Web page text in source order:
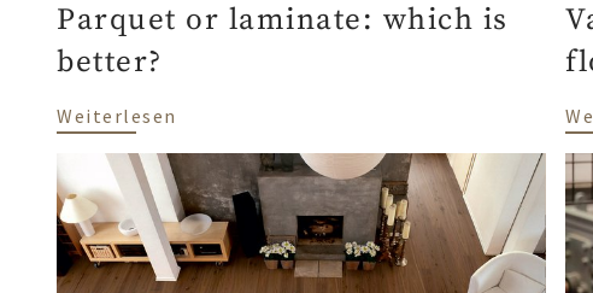
Parquet or laminate: which is
better?
Weiterlesen über Parquet or laminate: which is